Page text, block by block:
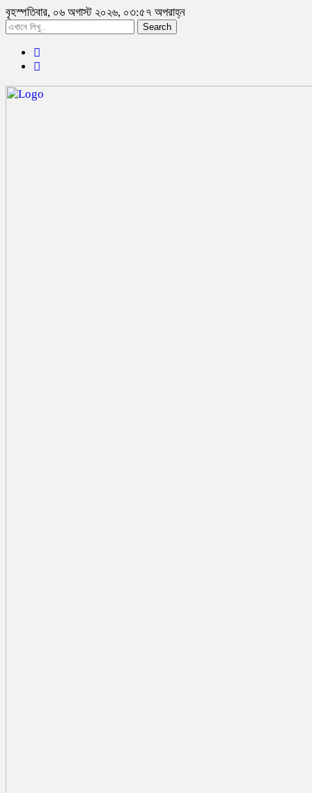
বৃহস্পতিবার, ০৬ অগাস্ট ২০২৬, ০৩:৫৭ অপরাহ্ন
Search